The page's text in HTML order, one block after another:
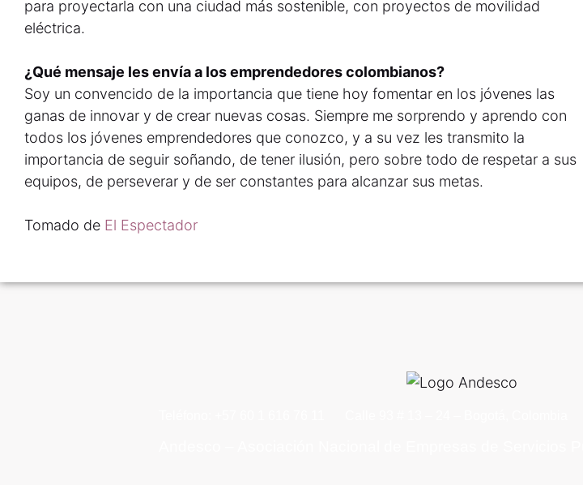
para proyectarla con una ciudad más sostenible, con proyectos de movilidad
eléctrica.
¿Qué mensaje les envía a los emprendedores colombianos?
Soy un convencido de la importancia que tiene hoy fomentar en los jóvenes las
ganas de innovar y de crear nuevas cosas. Siempre me sorprendo y aprendo con
todos los jóvenes emprendedores que conozco, y a su vez les transmito la
importancia de seguir soñando, de tener ilusión, pero sobre todo de respetar a sus
equipos, de perseverar y de ser constantes para alcanzar sus metas.
Tomado de El Espectador